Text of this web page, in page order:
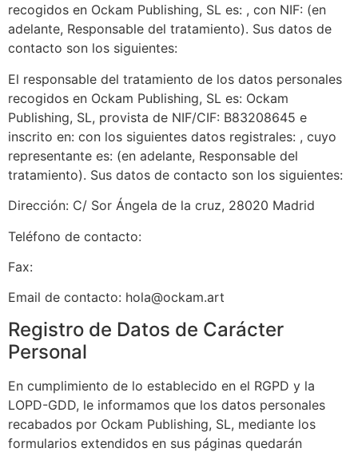
recogidos en Ockam Publishing, SL es: , con NIF: (en
adelante, Responsable del tratamiento). Sus datos de
contacto son los siguientes:
El responsable del tratamiento de los datos personales
recogidos en Ockam Publishing, SL es: Ockam
Publishing, SL, provista de NIF/CIF: B83208645 e
inscrito en: con los siguientes datos registrales: , cuyo
representante es: (en adelante, Responsable del
tratamiento). Sus datos de contacto son los siguientes:
Dirección: C/ Sor Ángela de la cruz, 28020 Madrid
Teléfono de contacto:
Fax:
Email de contacto: hola@ockam.art
Registro de Datos de Carácter
Personal
En cumplimiento de lo establecido en el RGPD y la
LOPD-GDD, le informamos que los datos personales
recabados por Ockam Publishing, SL, mediante los
formularios extendidos en sus páginas quedarán